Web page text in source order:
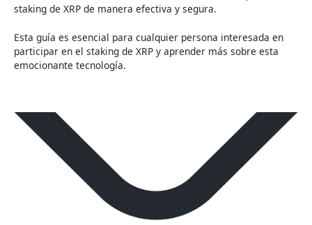
staking de XRP de manera efectiva y segura.
Esta guía es esencial para cualquier persona interesada en
participar en el staking de XRP y aprender más sobre esta
emocionante tecnología.